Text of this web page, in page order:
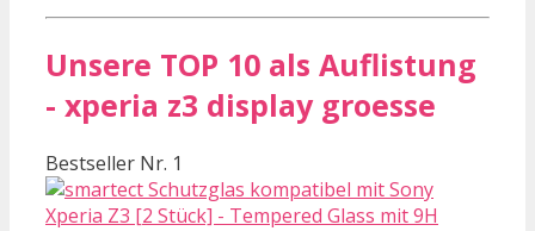
Unsere TOP 10 als Auflistung
- xperia z3 display groesse
Bestseller Nr. 1